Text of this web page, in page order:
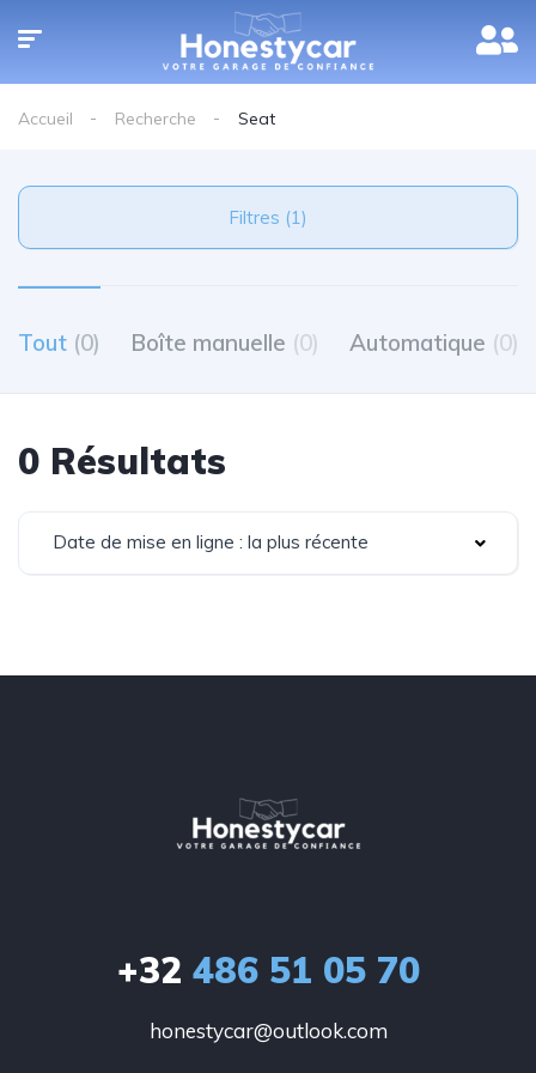
Accueil Recherche Seat
Filtres (1)
Tout (0) Boîte manuelle (0) Automatique (0)
0 Résultats
Date de mise en ligne : la plus récente
+32 486 51 05 70
honestycar@outlook.com